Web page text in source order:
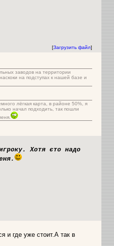
[Загрузить файл]
заводов на территории
на подступах к нашей базе и
лёгкая карта, в районе 50%, я
начал подходить, так пошли
Хотя єто надо
и где уже стоит.А так в